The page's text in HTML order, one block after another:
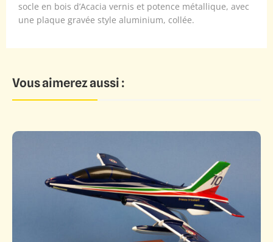
socle en bois d’Acacia vernis et potence métallique, avec
une plaque gravée style aluminium, collée.
Vous aimerez aussi :